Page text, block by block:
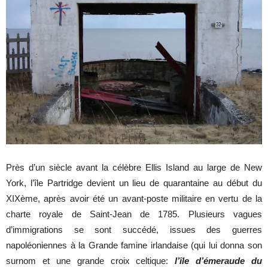
Près d’un siècle avant la célèbre Ellis Island au large de New
York, l’île Partridge devient un lieu de quarantaine au début du
XIXème, après avoir été un avant-poste militaire en vertu de la
charte royale de Saint-Jean de 1785. Plusieurs vagues
d’immigrations se sont succédé, issues des guerres
napoléoniennes à la Grande famine irlandaise (qui lui donna son
surnom et une grande croix celtique:l’île d’émeraude du